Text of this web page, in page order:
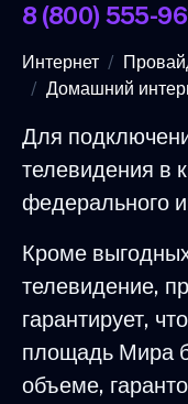
8 (800) 555-
Интернет
Домашний
Для
телевидения в
федерального
Кроме
телевидение,
гарантирует,
площадь Мира
объеме,